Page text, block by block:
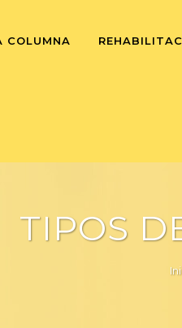
COLUMNA
TIPOS